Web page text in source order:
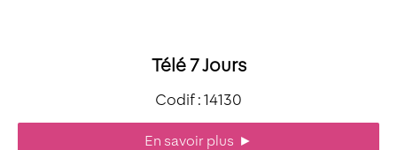
Télé 7 Jours
Codif : 14130
En savoir plus ►